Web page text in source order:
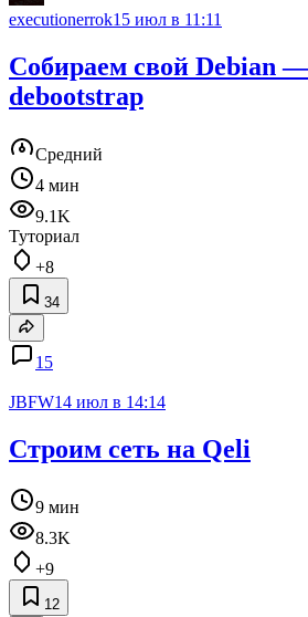
executionerrok15 июл в 11:11
Собираем свой Debian
debootstrap
Средний
4 мин
9.1K
Туториал
+8
34
15
JBFW14 июл в 14:14
Строим сеть на Qeli
9 мин
8.3K
+9
12